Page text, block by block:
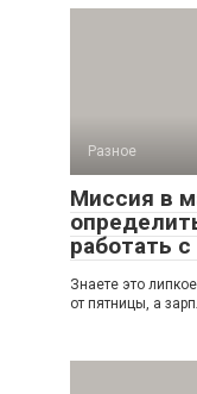
Разное
Миссия в
работать
Знаете это
от пятницы, а